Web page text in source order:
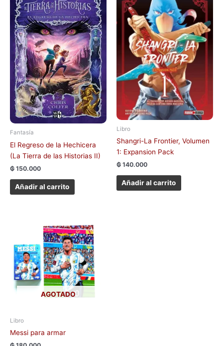
Fantasía
El Regreso de la Hechicera
(La Tierra de las Historias II)
₲ 150.000
Añadir al carrito
Libro
Shangri-La Frontier, Volumen
1: Expansion Pack
₲ 140.000
Añadir al carrito
AGOTADO
Libro
Messi para armar